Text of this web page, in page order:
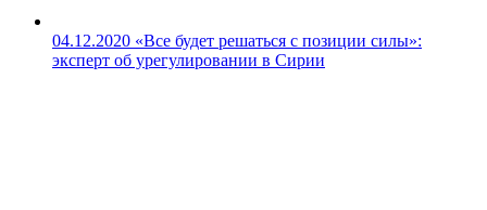
04.12.2020 «Все будет решаться с позиции силы»:
эксперт об урегулировании в Сирии